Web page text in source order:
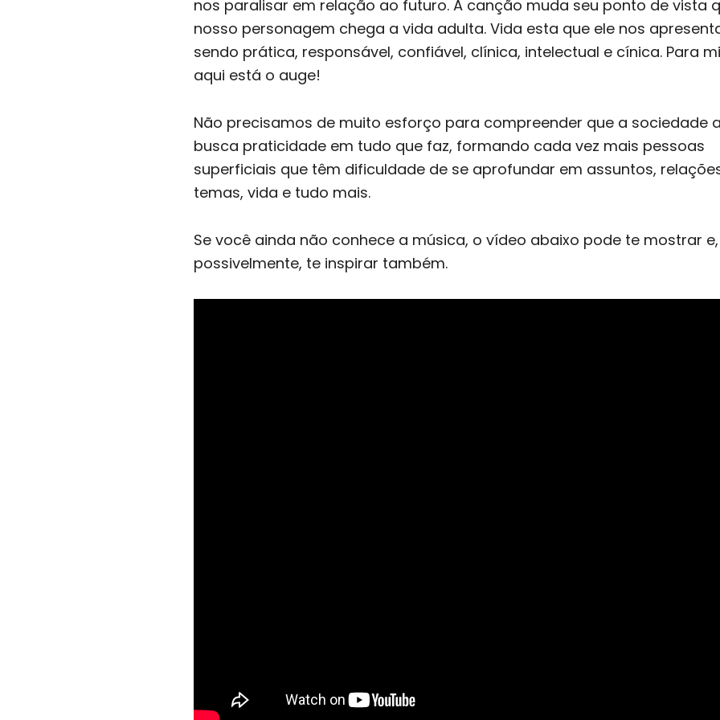
nos paralisar em relação ao futuro. A canção muda seu ponto de vista
nosso personagem chega a vida adulta. Vida esta que ele nos
sendo prática, responsável, confiável, clínica, intelectual e cínica. Para
aqui está o auge!
Não precisamos de muito esforço para compreender que a sociedade
busca praticidade em tudo que faz, formando cada vez mais pessoas
superficiais que têm dificuldade de se aprofundar em assuntos,
temas, vida e tudo mais.
Se você ainda não conhece a música, o vídeo abaixo pode te mostrar e,
possivelmente, te inspirar também.